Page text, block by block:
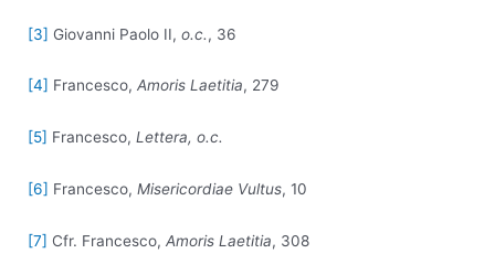
[3] Giovanni Paolo II, o.c., 36
[4] Francesco, Amoris Laetitia, 279
[5] Francesco, Lettera, o.c.
[6] Francesco, Misericordiae Vultus, 10
[7] Cfr. Francesco, Amoris Laetitia, 308